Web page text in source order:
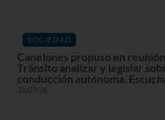
SOCIEDAD
Canelones propuso en
Tránsito analizar y legislar
conducción autónoma.
31/07/26